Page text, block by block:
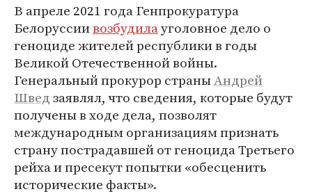
В апреле 2021 года Генпрокуратура
Белоруссиивозбудилауголовное дело о
геноциде жителей республики в годы
Великой Отечественной войны.
Генеральный прокурор страныАндрей
Шведзаявлял, что сведения, которые будут
получены в ходе дела, позволят
международным организациям признать
страну пострадавшей от геноцида Третьего
рейха и пресекут попытки «обесценить
исторические факты».